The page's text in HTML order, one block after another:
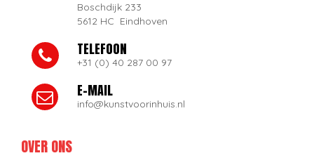
Boschdijk 233
5612 HC Eindhoven
TELEFOON
+31 (0) 40 287 00 97
E-MAIL
info@kunstvoorinhuis.nl
OVER ONS